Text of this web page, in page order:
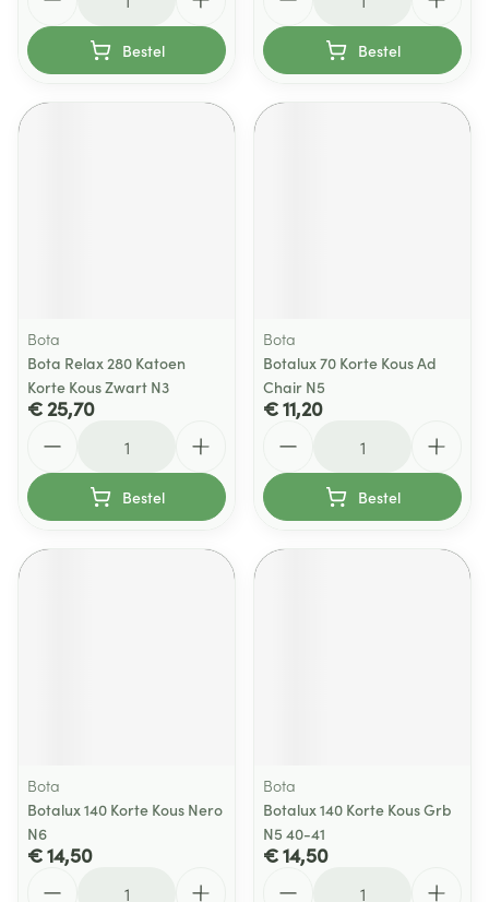
Bestel Bestel
Bota
Bota Relax 280 Katoen
Korte Kous Zwart N3
€ 25,70
Bestel
Bota
Botalux 70 Korte Kous Ad
Chair N5
€ 11,20
Bestel
Bota
Botalux 140 Korte Kous Nero
N6
€ 14,50
Bota
Botalux 140 Korte Kous Grb
N5 40-41
€ 14,50